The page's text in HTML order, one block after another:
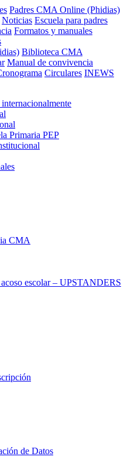
Padres CMA Online (Phidias)
Noticias Escuela para padres
Formatos y manuales
Biblioteca CMA
Manual de convivencia
Circulares INEWS
Primaria PEP
CMA
escolar – UPSTANDERS
de Datos